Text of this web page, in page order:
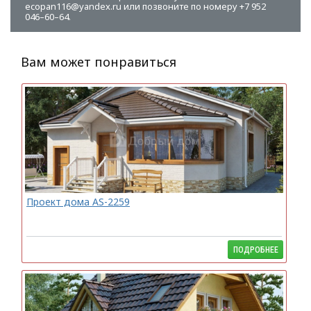
ecopan116@yandex.ru или позвоните по номеру +7 952
046–60–64.
Вам может понравиться
Проект дома AS-2259
ПОДРОБНЕЕ